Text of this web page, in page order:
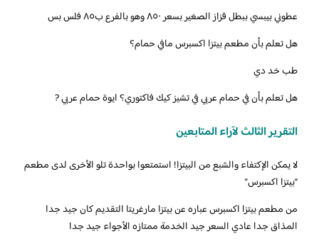
عطوني بيبسي ببطل قزاز الصغير بسعر ٨٥٠ وهو بالفرع ب٨٥ فلس بس
‏هل تعلم بأن مطعم بيتزا اكسبرس مافي حمام؟
طب خد دي
هل تعلم بأن في حمام عربي في تشيز كيك فاكتوري؟ ايوة حمام عربي ?
التقرير الثالث لآراء المتابعين
‏لا يمكن الإكتفاء والشبع من البيتزا! استمتعوا بواحدة تلو الأخرى لدى مطعم
“بيتزا اكسبرس”
من مطعم بيتزا اكسبرس عباره عن بيتزا مارغريتا التقديم كان جيد جدا
المذاق جدا عادي السعر جيد الخدمة ممتازه الأجواء جيد جدا